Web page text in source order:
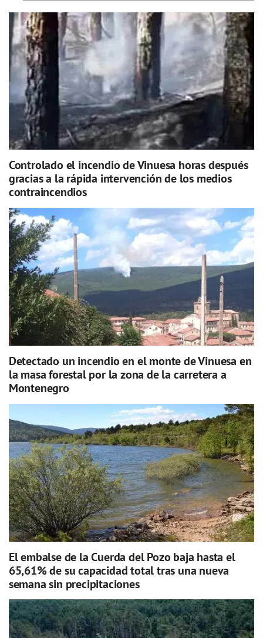
Controlado el incendio de Vinuesa horas después
gracias a la rápida intervención de los medios
contraincendios
Detectado un incendio en el monte de Vinuesa en
la masa forestal por la zona de la carretera a
Montenegro
El embalse de la Cuerda del Pozo baja hasta el
65,61% de su capacidad total tras una nueva
semana sin precipitaciones